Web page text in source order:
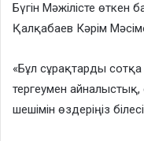
Бүгін Мәжілісте өткен
Қалқабаев Кәрім
«Бұл сұрақтарды
тергеумен
шешімін өздеріңіз